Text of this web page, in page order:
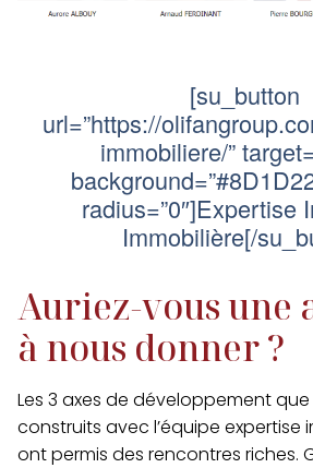
[su_button
url=”https://
immobiliere/”
radius=”0″]Expertise
Immobilière[/
Auriez-vous une
à nous donner ?
Les 3 axes de développement
construits avec l’équipe expertise
ont permis des rencontres riches.